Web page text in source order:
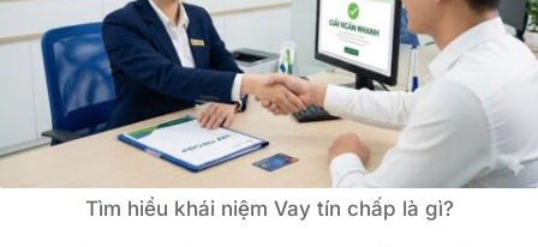
Tìm hiểu khái niệm Vay tín chấp là gì?